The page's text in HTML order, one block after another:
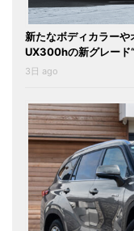
新たなボディカラー
UX300hの新グレー
3日 ago